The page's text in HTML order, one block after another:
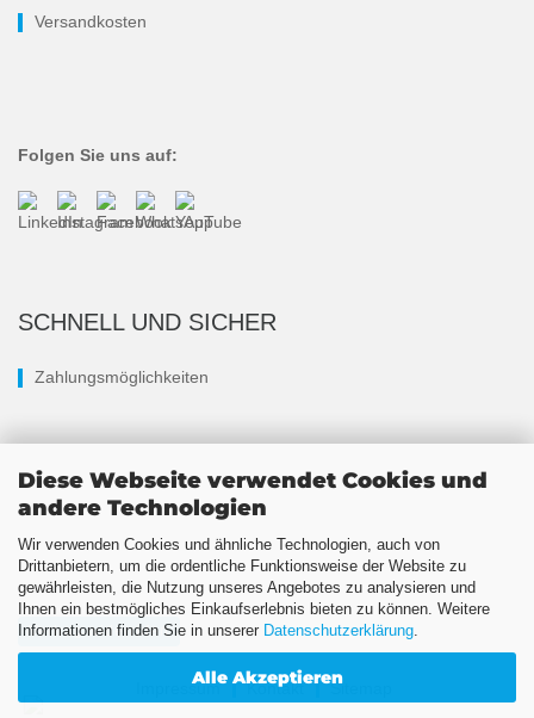
Diese Webseite verwendet Cookies und
andere Technologien
Wir verwenden Cookies und ähnliche Technologien, auch von
Drittanbietern, um die ordentliche Funktionsweise der Website zu
gewährleisten, die Nutzung unseres Angebotes zu analysieren und
Ihnen ein bestmögliches Einkaufserlebnis bieten zu können. Weitere
Informationen finden Sie in unserer Datenschutzerklärung.
Alle Akzeptieren
Versandkosten
Folgen Sie uns auf:
SCHNELL UND SICHER
Zahlungsmöglichkeiten
Vertrag widerrufen
Impressum Kontakt Sitemap